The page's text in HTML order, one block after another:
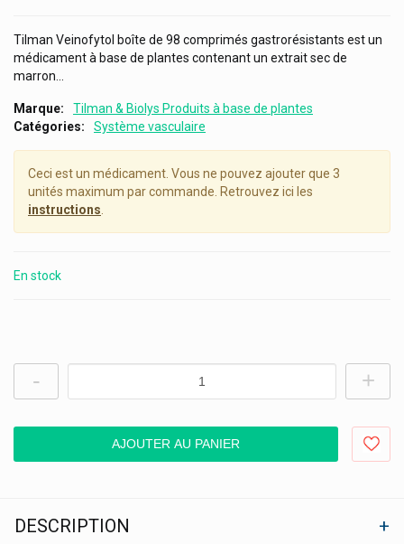
Tilman Veinofytol boîte de 98 comprimés gastrorésistants est un
médicament à base de plantes contenant un extrait sec de
marron...
Marque
Tilman & Biolys Produits à base de plantes
Catégories
Système vasculaire
Ceci est un médicament. Vous ne pouvez ajouter que 3
unités maximum par commande. Retrouvez ici les
instructions
En stock
- +
AJOUTER AU PANIER
DESCRIPTION